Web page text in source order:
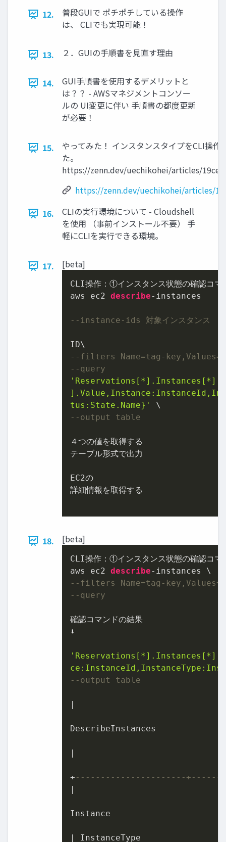
12.
普段GUIで ポチポチしている操作
は、 CLIでも実現可能！
13. ２．GUIの手順書を見直す理由
14.
GUI手順書を使用するデメリットと
は？？ - AWSマネジメントコンソー
ルの UI変更に伴い 手順書の都度更新
が必要！
15.
やってみた！ インスタンスタイプをCLI操作
た。
https://zenn.dev/uechikohei/articles/
https://zenn.dev/uechikohei/articles/
16.
CLIの実行環境について - Cloudshell
を使用 （事前インストール不要） 手
軽にCLIを実行できる環境。
17. [beta]
CLI操作：①インスタンス状態の確認コマ
aws ec2 describe- instances
--instance-ids 対象インスタンス
--filters Name=tag-
--query
tus:State.Name}'
--output table
４つの値を取得する
テーブル形式で出力
EC2の
詳細情報を取得する
18. [beta]
CLI操作：①インスタンス状態の確認コマ
aws ec2 describe-
--filters Name=tag-
--query
確認コマンドの結果
⬇
--output table
DescribeInstances
+ ----------------------
Instance
InstanceType